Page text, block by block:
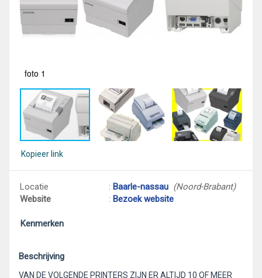
foto 1
Kopieer link
Locatie : Baarle-nassau (Noord-Brabant)
Website
: Bezoek website
Kenmerken
Beschrijving
VAN DE VOLGENDE PRINTERS ZIJN ER ALTIJD 10 OF MEER